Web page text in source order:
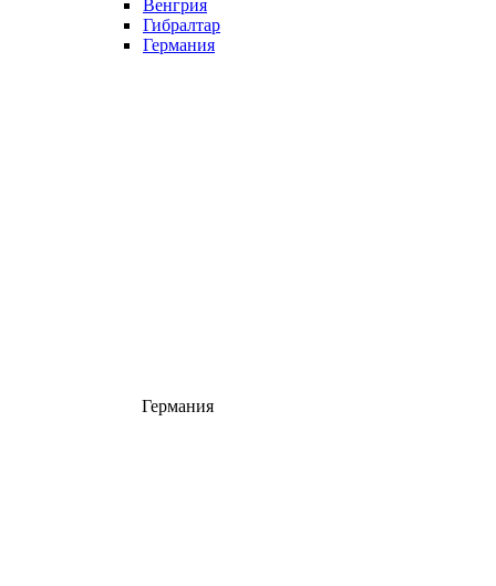
Венгрия
Гибралтар
Германия
Германия